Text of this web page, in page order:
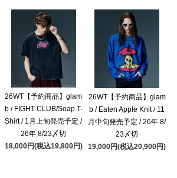
26WT【予約商品】glam
b / FIGHT CLUB/Soap T-
Shirt / 1月上旬発売予定 /
26年 8/23〆切
18,000円(税込19,800円)
26WT【予約商品】glam
b / Eaten Apple Knit / 11
月中旬発売予定 / 26年 8/
23〆切
19,000円(税込20,900円)